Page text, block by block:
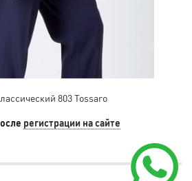
803 Tossaro
регистрации на сайте